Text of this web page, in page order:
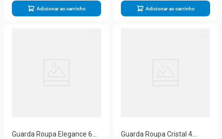
Adicionar ao carrinho Adicionar ao carrinho
Guarda Roupa Elegance 6
Guarda Roupa Cristal 4